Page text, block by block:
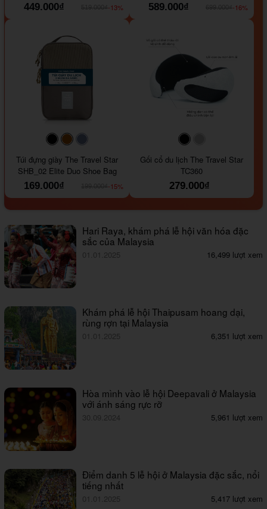
449.000₫
-13%
589.000₫
-16%
#000000#964B00
Túi đựng giày The Travel Star
SHB_02 Elite Duo Shoe Bag
169.000₫
-15%
Gối cổ du lịch The Travel Star
TC360
279.000₫
Hari Raya, khám phá lễ hội văn hóa đặc
sắc của Malaysia
01.01.2025 16,499 lượt xem
Khám phá lễ hội Thaipusam hoang dại,
rùng rợn tại Malaysia
01.01.2025 6,351 lượt xem
Hòa mình vào lễ hội Deepavali ở Malaysia
với ánh sáng rực rỡ
30.09.2024 5,961 lượt xem
Điểm danh 5 lễ hội ở Malaysia đặc sắc, nổi
tiếng nhất
01.01.2025 5,417 lượt xem